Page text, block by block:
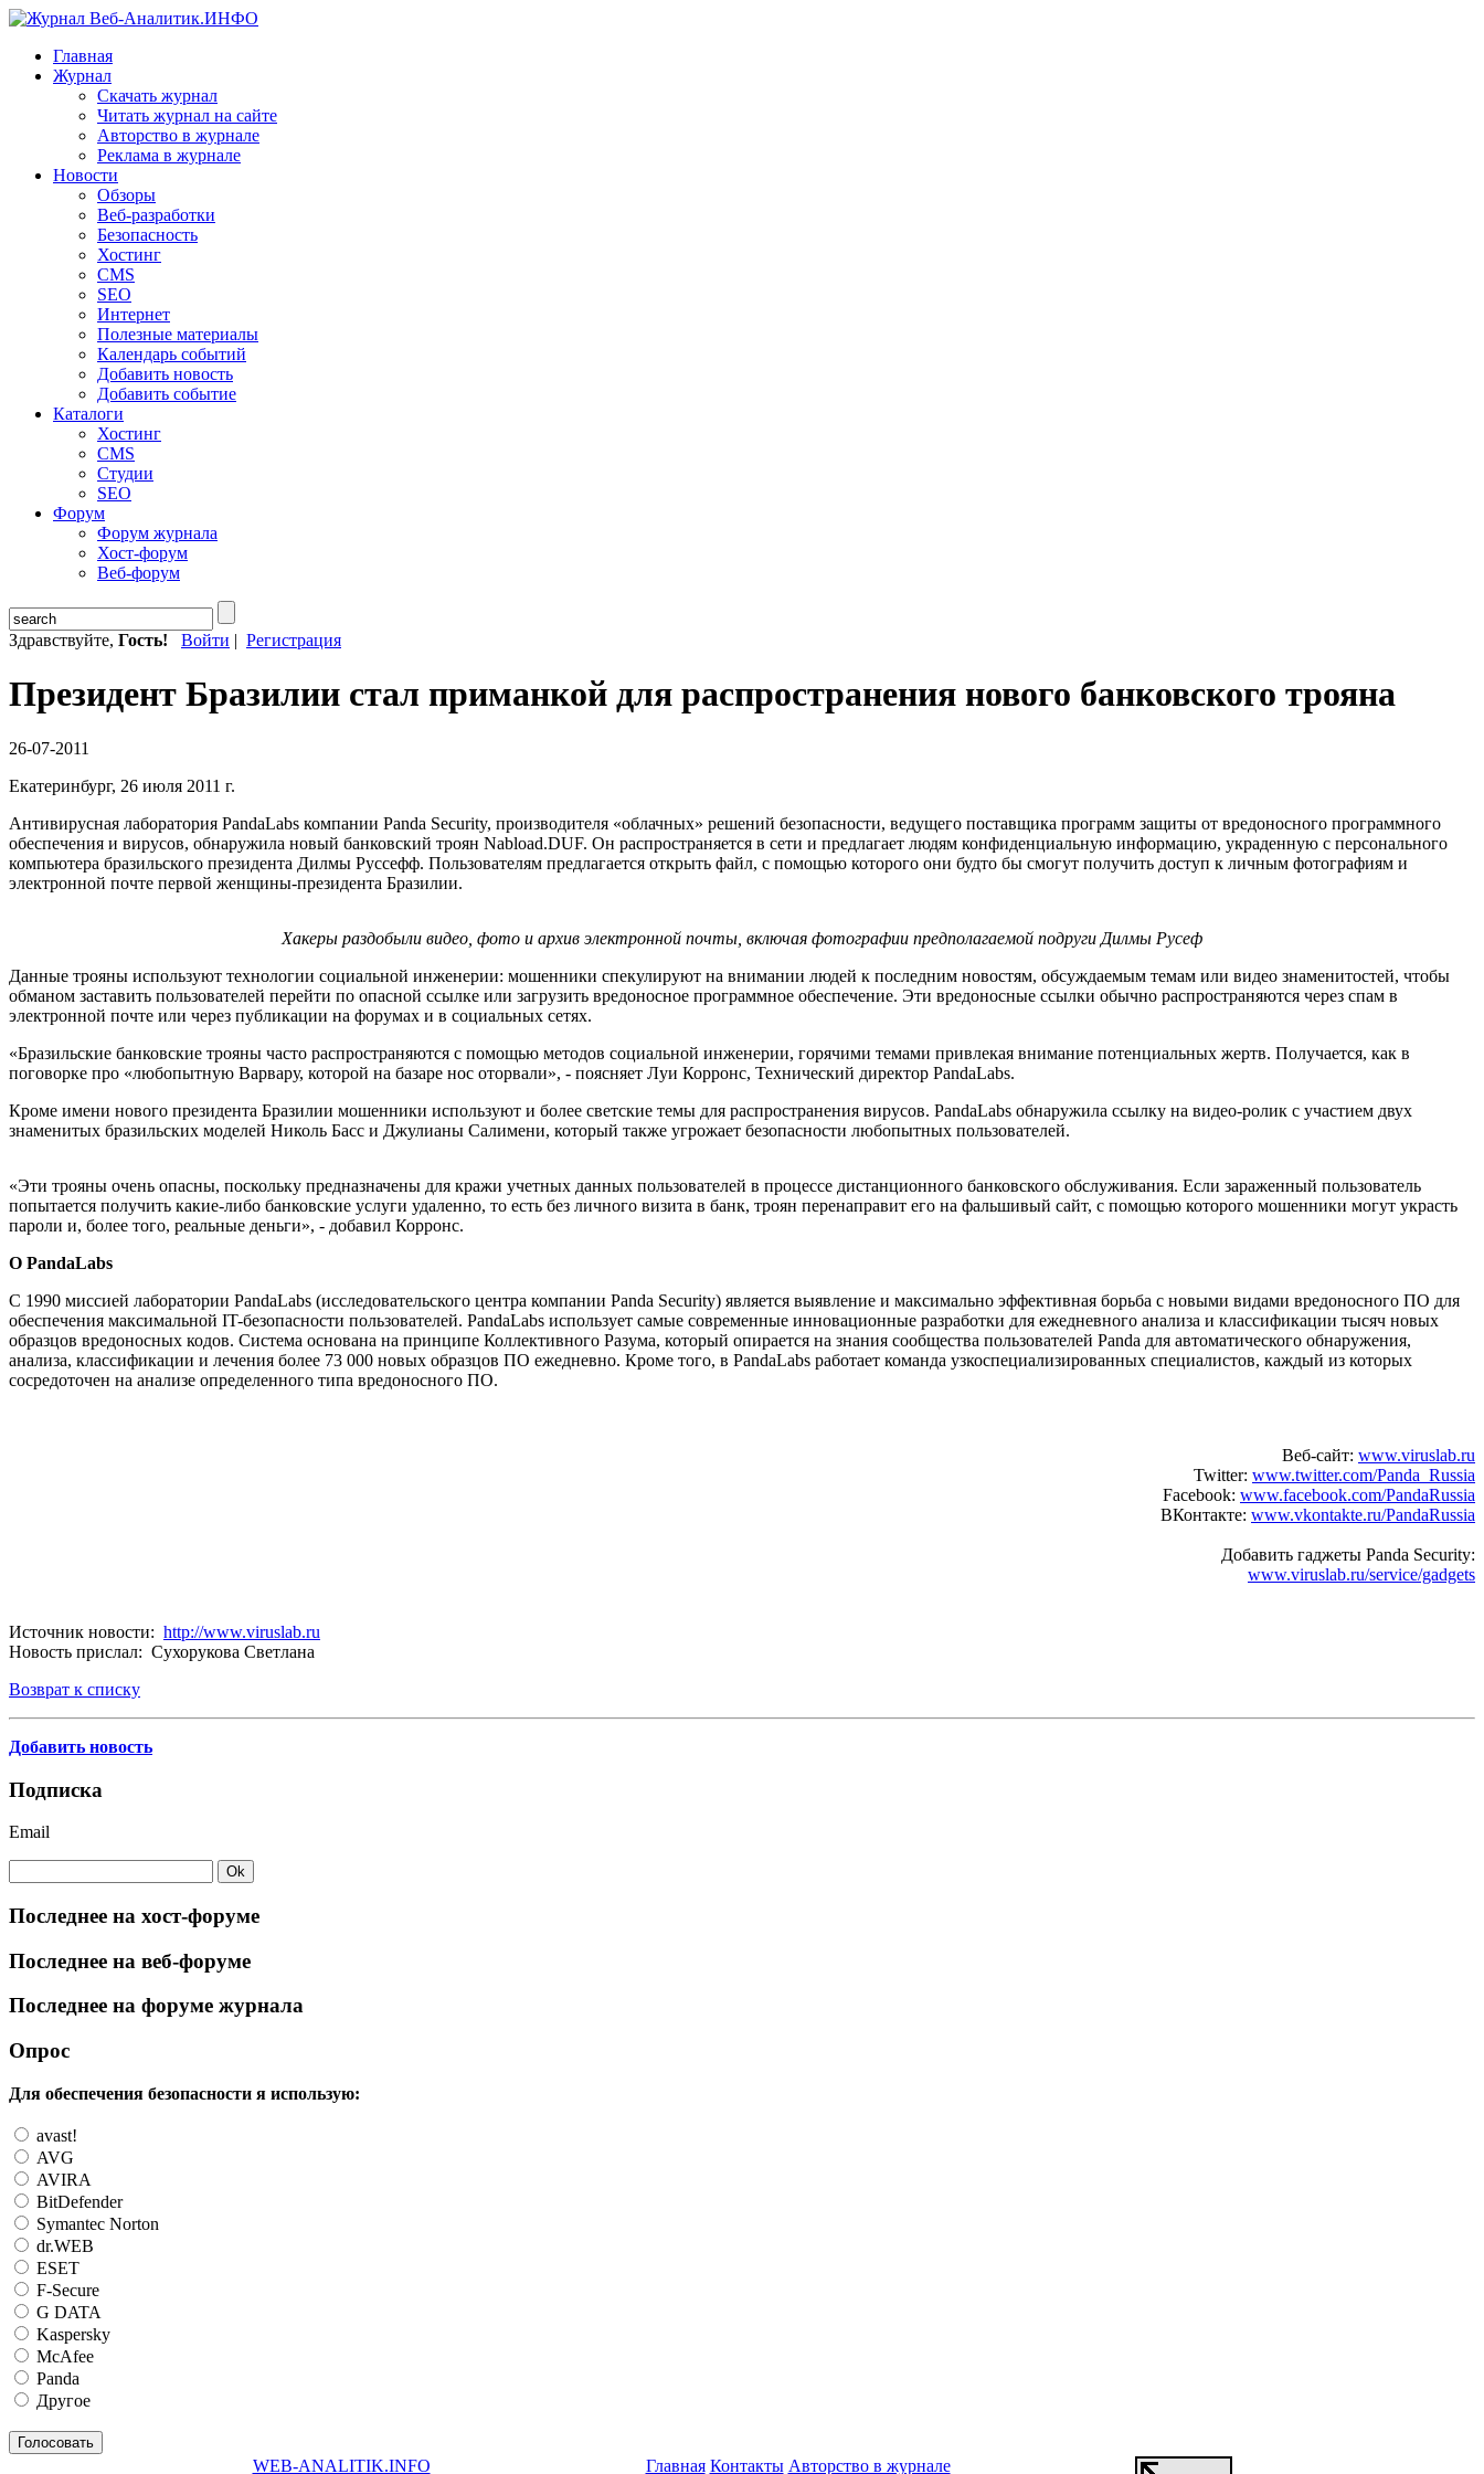
Главная
Журнал
Скачать журнал
Читать журнал на сайте
Авторство в журнале
Реклама в журнале
Новости
Обзоры
Веб-разработки
Безопасность
Хостинг
CMS
SEO
Интернет
Полезные материалы
Календарь событий
Добавить новость
Добавить событие
Каталоги
Хостинг
CMS
Студии
SEO
Форум
Форум журнала
Хост-форум
Веб-форум
Здравствуйте, Гость! Войти | Регистрация
Президент Бразилии стал приманкой для распространения нового банковского трояна
26-07-2011
Екатеринбург, 26 июля 2011 г.
Антивирусная лаборатория PandaLabs компании Panda Security, производителя «облачных» решений безопасности, ведущего поставщика программ защиты от вредоносного программного
обеспечения и вирусов, обнаружила новый банковский троян Nabload.DUF. Он распространяется в сети и предлагает людям конфиденциальную информацию, украденную с персонального
компьютера бразильского президента Дилмы Руссефф. Пользователям предлагается открыть файл, с помощью которого они будто бы смогут получить доступ к личным фотографиям и
электронной почте первой женщины-президента Бразилии.
Хакеры раздобыли видео, фото и архив электронной почты, включая фотографии предполагаемой подруги Дилмы Русеф
Данные трояны используют технологии социальной инженерии: мошенники спекулируют на внимании людей к последним новостям, обсуждаемым темам или видео знаменитостей, чтобы
обманом заставить пользователей перейти по опасной ссылке или загрузить вредоносное программное обеспечение. Эти вредоносные ссылки обычно распространяются через спам в
электронной почте или через публикации на форумах и в социальных сетях.
«Бразильские банковские трояны часто распространяются с помощью методов социальной инженерии, горячими темами привлекая внимание потенциальных жертв. Получается, как в
поговорке про «любопытную Варвару, которой на базаре нос оторвали», - поясняет Луи Корронс, Технический директор PandaLabs.
Кроме имени нового президента Бразилии мошенники используют и более светские темы для распространения вирусов. PandaLabs обнаружила ссылку на видео-ролик с участием двух
знаменитых бразильских моделей Николь Басс и Джулианы Салимени, который также угрожает безопасности любопытных пользователей.
«Эти трояны очень опасны, поскольку предназначены для кражи учетных данных пользователей в процессе дистанционного банковского обслуживания. Если зараженный пользователь
попытается получить какие-либо банковские услуги удаленно, то есть без личного визита в банк, троян перенаправит его на фальшивый сайт, с помощью которого мошенники могут украсть
пароли и, более того, реальные деньги», - добавил Корронс.
О PandaLabs
С 1990 миссией лаборатории PandaLabs (исследовательского центра компании Panda Security) является выявление и максимально эффективная борьба с новыми видами вредоносного ПО для
обеспечения максимальной IT-безопасности пользователей. PandaLabs использует самые современные инновационные разработки для ежедневного анализа и классификации тысяч новых
образцов вредоносных кодов. Система основана на принципе Коллективного Разума, который опирается на знания сообщества пользователей Panda для автоматического обнаружения,
анализа, классификации и лечения более 73 000 новых образцов ПО ежедневно. Кроме того, в PandaLabs работает команда узкоспециализированных специалистов, каждый из которых
сосредоточен на анализе определенного типа вредоносного ПО.
Веб-сайт: www.viruslab.ru
Twitter: www.twitter.com/Panda_Russia
Facebook: www.facebook.com/PandaRussia
ВКонтакте: www.vkontakte.ru/PandaRussia
Добавить гаджеты Panda Security:
www.viruslab.ru/service/gadgets
Источник новости: http://www.viruslab.ru
Новость прислал: Сухорукова Светлана
Возврат к списку
Добавить новость
Подписка
Email
Последнее на хост-форуме
Последнее на веб-форуме
Последнее на форуме журнала
Опрос
Для обеспечения безопасности я использую:
avast!
AVG
AVIRA
BitDefender
Symantec Norton
dr.WEB
ESET
F-Secure
G DATA
Kaspersky
McAfee
Panda
Другое
WEB-ANALITIK.INFO Главная Контакты Авторство в журнале